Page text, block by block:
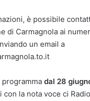
è possibile
di Carmagnola ai
un email a
dal 28
la nota voce ci